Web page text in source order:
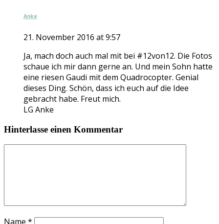
Anke
21. November 2016 at 9:57
Ja, mach doch auch mal mit bei #12von12. Die Fotos
schaue ich mir dann gerne an. Und mein Sohn hatte
eine riesen Gaudi mit dem Quadrocopter. Genial
dieses Ding. Schön, dass ich euch auf die Idee
gebracht habe. Freut mich.
LG Anke
Hinterlasse einen Kommentar
Name *